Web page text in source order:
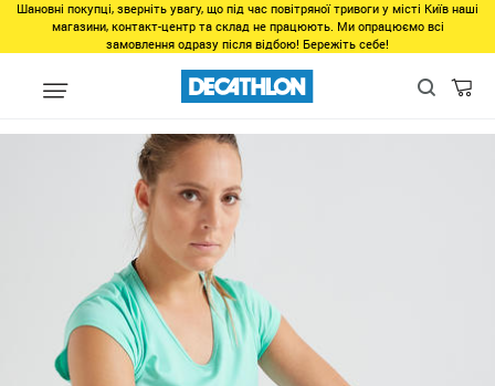
Шановні покупці, зверніть увагу, що під час повітряної тривоги у місті Київ наші
магазини, контакт-центр та склад не працюють. Ми опрацюємо всі
замовлення одразу після відбою! Бережіть себе!
Виды спорта Фитнес, спортзал Фитнес Одежда для